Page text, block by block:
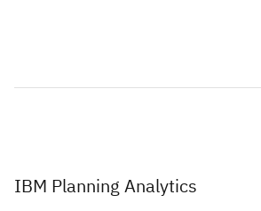
IBM Planning Analytics